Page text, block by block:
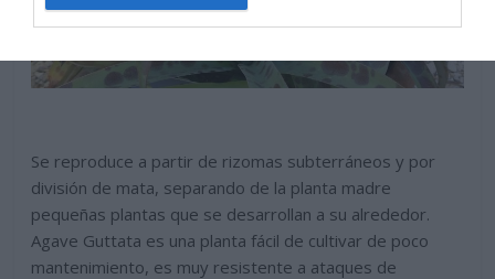
Se reproduce a partir de rizomas subterráneos y por
división de mata, separando de la planta madre
pequeñas plantas que se desarrollan a su alrededor.
Agave Guttata es una planta fácil de cultivar de poco
mantenimiento, es muy resistente a ataques de